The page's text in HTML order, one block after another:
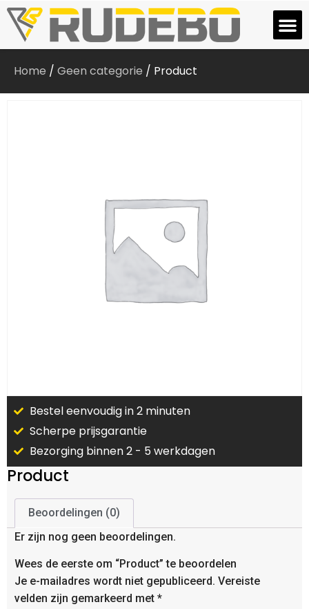
Home / Geen categorie / Product
Bestel eenvoudig in 2 minuten
Scherpe prijsgarantie
Bezorging binnen 2 - 5 werkdagen
Product
Beoordelingen (0)
Er zijn nog geen beoordelingen.
Wees de eerste om “Product” te beoordelen
Je e-mailadres wordt niet gepubliceerd. Vereiste
velden zijn gemarkeerd met *